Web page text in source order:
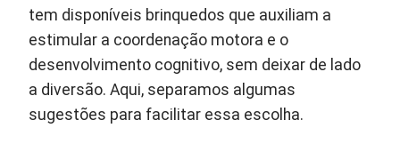
tem disponíveis brinquedos que auxiliam a
estimular a coordenação motora e o
desenvolvimento cognitivo, sem deixar de lado
a diversão. Aqui, separamos algumas
sugestões para facilitar essa escolha.